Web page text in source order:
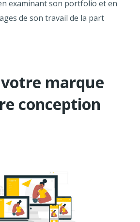
examinant son portfolio et en
de son travail de la part
marque
conception